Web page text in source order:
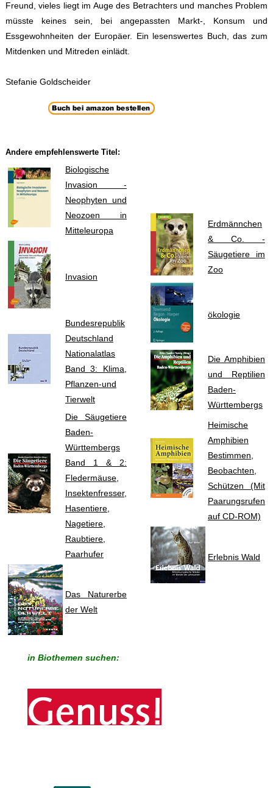
Freund, vieles liegt im Auge des Betrachters und manches Problem
müsste keines sein, bei angepassten Markt-, Konsum und
Essgewohnheiten der Europäer. Ein lesenswertes Buch, das zum
Mitdenken und Mitreden einlädt.
Stefanie Goldscheider
Andere empfehlenswerte Titel:
Biologische
Invasion -
Neophyten und
Neozoen in
Mitteleuropa
Invasion
Bundesrepublik
Deutschland
Nationalatlas
Band 3: Klima,
Pflanzen-und
Tierwelt
Die Säugetiere
Baden-
Württembergs
Band 1 & 2:
Fledermäuse,
Insektenfresser,
Hasentiere,
Nagetiere,
Raubtiere,
Paarhufer
Das Naturerbe
der Welt
Erdmännchen
& Co. -
Säugetiere im
Zoo
ökologie
Die Amphibien
und Reptilien
Baden-
Württembergs
Heimische
Amphibien
Bestimmen,
Beobachten,
Schützen (Mit
Paarungsrufen
auf CD-ROM)
Erlebnis Wald
in Biothemen suchen: